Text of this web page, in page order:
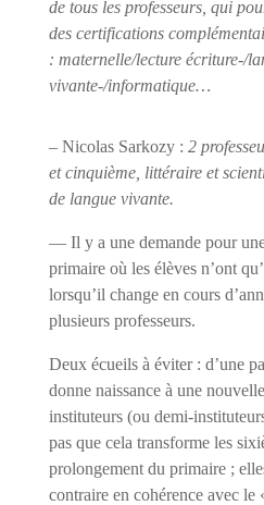
de tous les professeurs, qui
des certifications
: maternelle/lecture écriture-/
vivante-/informatique…
– Nicolas Sarkozy : 2
et cinquième, littéraire et
de langue vivante.
— Il y a une demande pour
primaire où les élèves n’ont
lorsqu’il change en cours
plusieurs professeurs.
Deux écueils à éviter : d’une
donne naissance à une
instituteurs (ou demi-
pas que cela transforme les
prolongement du primaire ;
contraire en cohérence avec